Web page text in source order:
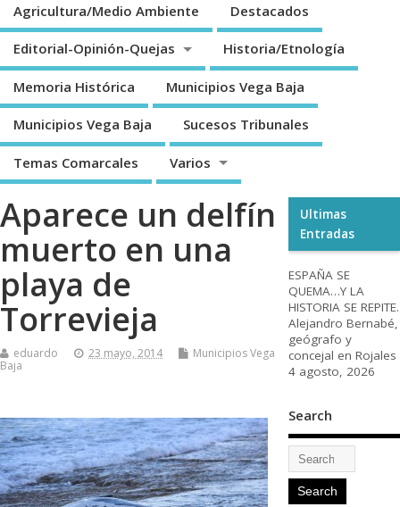
Agricultura/Medio Ambiente Destacados
Editorial-Opinión-Quejas Historia/Etnología
Memoria Histórica Municipios Vega Baja
Municipios Vega Baja Sucesos Tribunales
Temas Comarcales Varios
Aparece un delfín
muerto en una
playa de
Torrevieja
eduardo 23 mayo, 2014
Municipios Vega
Baja
Ultimas
Entradas
ESPAÑA SE
QUEMA…Y LA
HISTORIA SE REPITE.
Alejandro Bernabé,
geógrafo y
concejal en Rojales
4 agosto, 2026
Search